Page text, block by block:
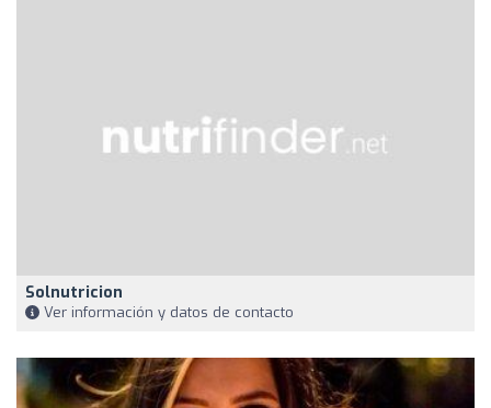
Solnutricion
Ver información y datos de contacto